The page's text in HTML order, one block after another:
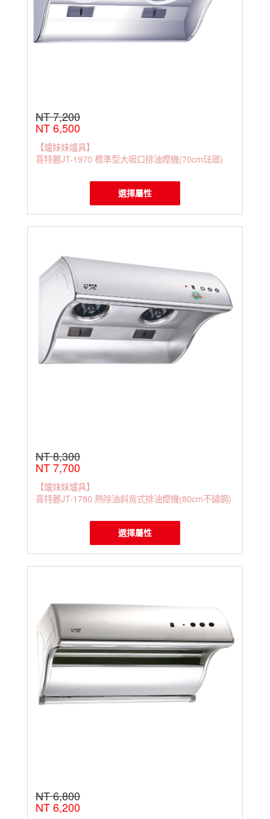
NT 7,200
NT 6,500
【爐妹妹爐具】
喜特麗JT-1970 標準型大吸口排油煙機(70cm琺瑯)
選擇屬性
NT 8,300
NT 7,700
【爐妹妹爐具】
喜特麗JT-1780 熱除油斜背式排油煙機(80cm不鏽鋼)
選擇屬性
NT 6,800
NT 6,200